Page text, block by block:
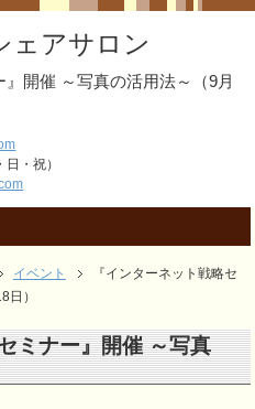
ェアサロン
』開催 ～写真の活用法～（9月
・祝）
イベント
『インターネット戦略セ
日）
ミナー』開催 ～写真